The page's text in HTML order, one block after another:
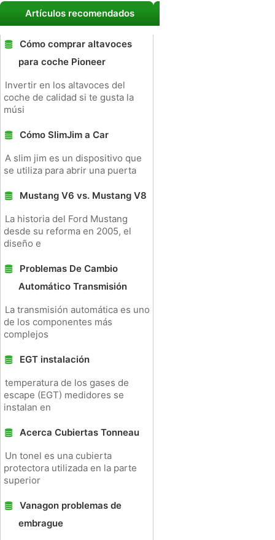
Artículos recomendados
Cómo comprar altavoces
para coche Pioneer
Invertir en los altavoces del
coche de calidad si te gusta la
músi
Cómo SlimJim a Car
A slim jim es un dispositivo que
se utiliza para abrir una puerta
Mustang V6 vs. Mustang V8
La historia del Ford Mustang
desde su reforma en 2005, el
diseño e
Problemas De Cambio
Automático Transmisión
La transmisión automática es uno
de los componentes más
complejos
EGT instalación
temperatura de los gases de
escape (EGT) medidores se
instalan en
Acerca Cubiertas Tonneau
Un tonel es una cubierta
protectora utilizada en la parte
superior
Vanagon problemas de
embrague